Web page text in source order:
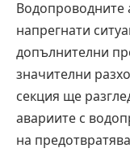
Водопроводните
напрегнати
допълнителни
значителни
секция ще
авариите с
на